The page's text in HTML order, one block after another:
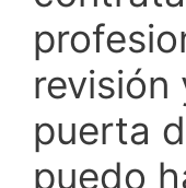
revisión
puerta
puedo